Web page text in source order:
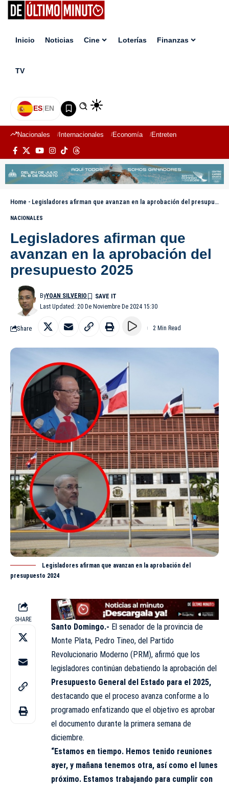
Inicio Noticias Cine Loterías Finanzas
TV
ES|EN
Nacionales Internacionales Economía Entretenimiento
Home - Legisladores afirman que avanzan en la aprobación del presupuesto 2025
NACIONALES
Legisladores afirman que
avanzan en la aprobación del
presupuesto 2025
Last Updated: 20 De Noviembre De 2024 15:30
ByYOAN SILVERIO
Share 2 Min Read
Legisladores afirman que avanzan en la aprobación del
presupuesto 2024
SHARE
Santo Domingo.- El senador de la provincia de
Monte Plata, Pedro Tineo, del Partido
Revolucionario Moderno (PRM), afirmó que los
legisladores continúan debatiendo la aprobación del
Presupuesto General del Estado para el 2025,
destacando que el proceso avanza conforme a lo
programado enfatizando que el objetivo es aprobar
el documento durante la primera semana de
diciembre.
“Estamos en tiempo. Hemos tenido reuniones
ayer, y mañana tenemos otra, así como el lunes
próximo. Estamos trabajando para cumplir con